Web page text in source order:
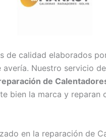
de calidad elaborados
avería. Nuestro servicio de
de
bien la marca y reparan
en la reparación de